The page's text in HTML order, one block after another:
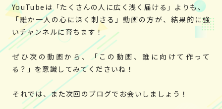
YouTubeは「たくさんの人に広く浅く届ける」よりも、
「誰か一人の心に深く刺さる」動画の方が、結果的に強
いチャンネルに育ちます！
ぜひ次の動画から、「この動画、誰に向けて作って
る？」を意識してみてくださいね！
それでは、また次回のブログでお会いしましょう！